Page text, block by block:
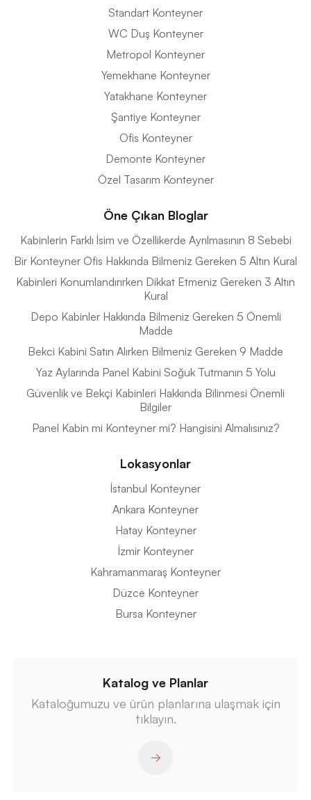
Standart Konteyner
WC Duş Konteyner
Metropol Konteyner
Yemekhane Konteyner
Yatakhane Konteyner
Şantiye Konteyner
Ofis Konteyner
Demonte Konteyner
Özel Tasarım Konteyner
Öne Çıkan Bloglar
Kabinlerin Farklı İsim ve Özellikerde Ayrılmasının 8 Sebebi
Bir Konteyner Ofis Hakkında Bilmeniz Gereken 5 Altın Kural
Kabinleri Konumlandırırken Dikkat Etmeniz Gereken 3 Altın
Kural
Depo Kabinler Hakkında Bilmeniz Gereken 5 Önemli
Madde
Bekci Kabini Satın Alırken Bilmeniz Gereken 9 Madde
Yaz Aylarında Panel Kabini Soğuk Tutmanın 5 Yolu
Güvenlik ve Bekçi Kabinleri Hakkında Bilinmesi Önemli
Bilgiler
Panel Kabin mi Konteyner mi? Hangisini Almalısınız?
Lokasyonlar
İstanbul Konteyner
Ankara Konteyner
Hatay Konteyner
İzmir Konteyner
Kahramanmaraş Konteyner
Düzce Konteyner
Bursa Konteyner
Katalog ve Planlar
Kataloğumuzu ve ürün planlarına ulaşmak için
tıklayın.